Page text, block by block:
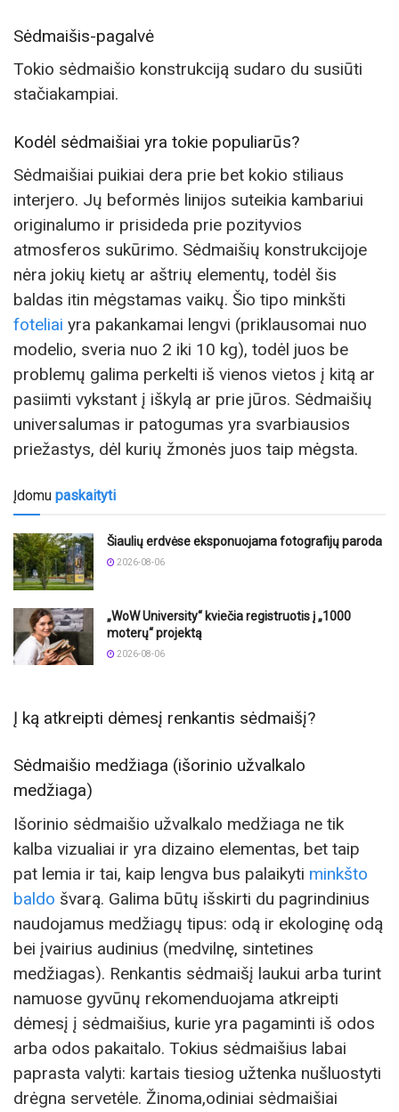
Sėdmaišis-pagalvė
Tokio sėdmaišio konstrukciją sudaro du susiūti
stačiakampiai.
Kodėl sėdmaišiai yra tokie populiarūs?
Sėdmaišiai puikiai dera prie bet kokio stiliaus
interjero. Jų beformės linijos suteikia kambariui
originalumo ir prisideda prie pozityvios
atmosferos sukūrimo. Sėdmaišių konstrukcijoje
nėra jokių kietų ar aštrių elementų, todėl šis
baldas itin mėgstamas vaikų. Šio tipo minkšti
foteliai yra pakankamai lengvi (priklausomai nuo
modelio, sveria nuo 2 iki 10 kg), todėl juos be
problemų galima perkelti iš vienos vietos į kitą ar
pasiimti vykstant į iškylą ar prie jūros. Sėdmaišių
universalumas ir patogumas yra svarbiausios
priežastys, dėl kurių žmonės juos taip mėgsta.
Įdomu paskaityti
Šiaulių erdvėse eksponuojama fotografijų paroda
2026-08-06
„WoW University“ kviečia registruotis į „1000
moterų“ projektą
2026-08-06
Į ką atkreipti dėmesį renkantis sėdmaišį?
Sėdmaišio medžiaga (išorinio užvalkalo
medžiaga)
Išorinio sėdmaišio užvalkalo medžiaga ne tik
kalba vizualiai ir yra dizaino elementas, bet taip
pat lemia ir tai, kaip lengva bus palaikyti minkšto
baldo švarą. Galima būtų išskirti du pagrindinius
naudojamus medžiagų tipus: odą ir ekologinę odą
bei įvairius audinius (medvilnę, sintetines
medžiagas). Renkantis sėdmaišį laukui arba turint
namuose gyvūnų rekomenduojama atkreipti
dėmesį į sėdmaišius, kurie yra pagaminti iš odos
arba odos pakaitalo. Tokius sėdmaišius labai
paprasta valyti: kartais tiesiog užtenka nušluostyti
drėgna servetėle. Žinoma,odiniai sėdmaišiai